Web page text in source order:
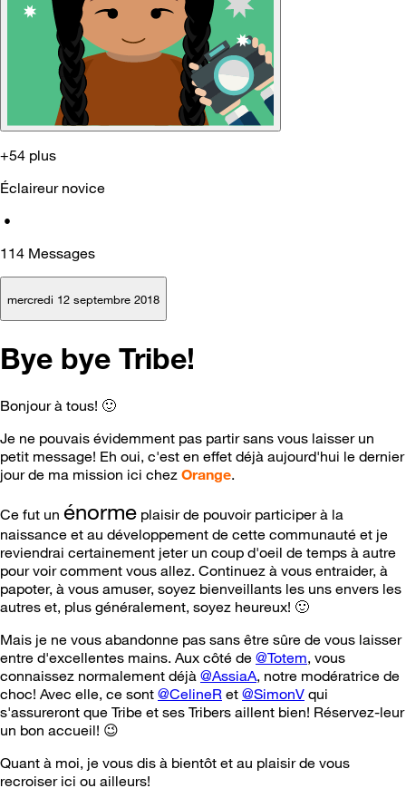
+54 plus
Éclaireur novice
•
114 Messages
mercredi 12 septembre 2018
Bye bye Tribe!
Bonjour à tous! 🙂
Je ne pouvais évidemment pas partir sans vous laisser un
petit message! Eh oui, c'est en effet déjà aujourd'hui le dernier
jour de ma mission ici chez Orange.
Ce fut un énorme plaisir de pouvoir participer à la
naissance et au développement de cette communauté et je
reviendrai certainement jeter un coup d'oeil de temps à autre
pour voir comment vous allez. Continuez à vous entraider, à
papoter, à vous amuser, soyez bienveillants les uns envers les
autres et, plus généralement, soyez heureux! 🙂
Mais je ne vous abandonne pas sans être sûre de vous laisser
entre d'excellentes mains. Aux côté de @Totem, vous
connaissez normalement déjà @AssiaA, notre modératrice de
choc! Avec elle, ce sont @CelineR et @SimonV qui
s'assureront que Tribe et ses Tribers aillent bien! Réservez-leur
un bon accueil! 😉
Quant à moi, je vous dis à bientôt et au plaisir de vous
recroiser ici ou ailleurs!